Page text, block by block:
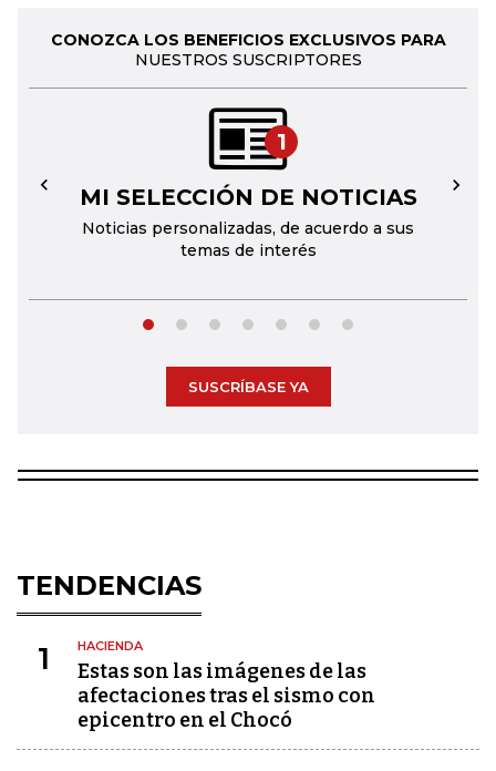
CONOZCA LOS BENEFICIOS EXCLUSIVOS PARA
NUESTROS SUSCRIPTORES
1
MI SELECCIÓN DE NOTICIAS
Noticias personalizadas, de acuerdo a sus
temas de interés
← →
SUSCRÍBASE YA
TENDENCIAS
1 HACIENDA
Estas son las imágenes de las
afectaciones tras el sismo con
epicentro en el Chocó